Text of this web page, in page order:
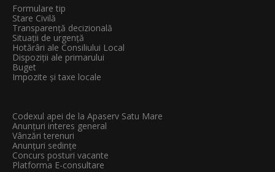
Formulare tip
Stare Civilă
Transparenţă decizională
Situații de urgență
Hotărâri ale Consiliului Local
Dispoziții ale primarului
Buget
Impozite și taxe locale
Codexul apei de la Apaserv Satu Mare
Anunțuri interes general
Vânzări terenuri
Anunțuri sedințe
Concurs posturi vacante
Platforma E-consultare